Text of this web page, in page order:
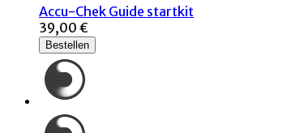
Accu-Chek Guide startkit
39,00 €
Bestellen